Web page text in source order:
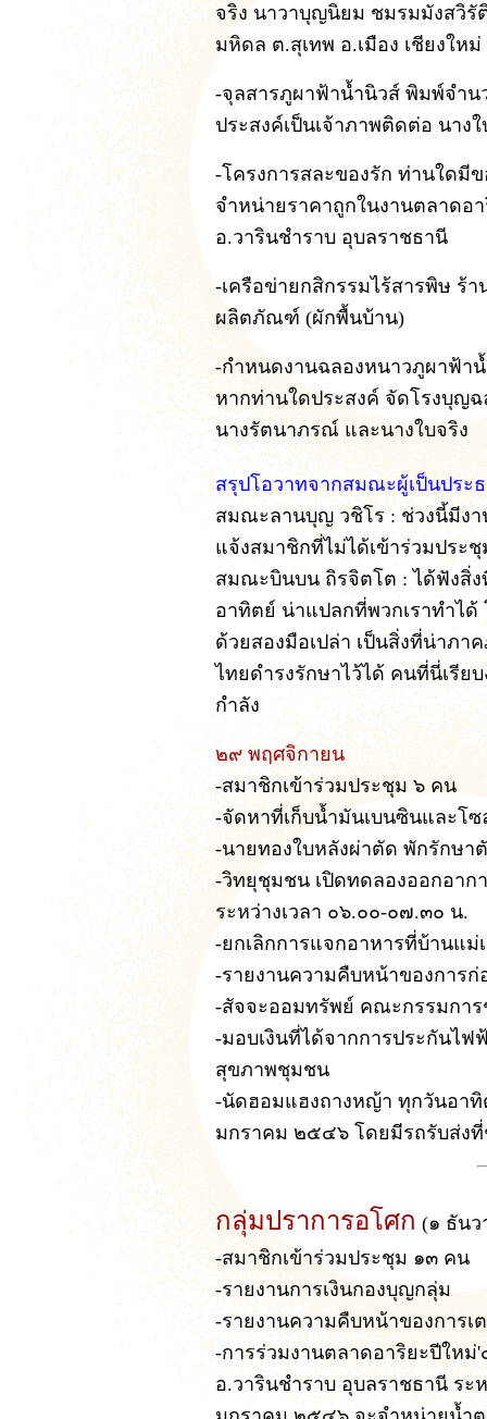
จริง นาวาบุญนิยม ชมรมมังสวิรั
มหิดล ต.สุเทพ อ.เมือง เชียงใ
-จุลสารภูผาฟ้าน้ำนิวส์ พิมพ์จำ
ประสงค์เป็นเจ้าภาพติดต่อ นาง
-โครงการสละของรัก ท่านใดมี
จำหน่ายราคาถูกในงานตลาด
อ.วารินชำราบ อุบลราชธานี
-เครือข่ายกสิกรรมไร้สารพิษ ร้
ผลิตภัณฑ์ (ผักพื้นบ้าน)
-กำหนดงานฉลองหนาวภูผาฟ้า
หากท่านใดประสงค์ จัดโรงบุญ
นางรัตนาภรณ์ และนางใบจริง
สรุปโอวาทจากสมณะผู้เป็นประ
สมณะลานบุญ วชิโร : ช่วงนี้มีงา
แจ้งสมาชิกที่ไม่ได้เข้าร่วมประ
สมณะบินบน ถิรจิตโต : ได้ฟังสิ่ง
อาทิตย์ น่าแปลกที่พวกเราทำได้
ด้วยสองมือเปล่า เป็นสิ่งที่น่าภา
ไทยดำรงรักษาไว้ได้ คนที่นี่เรีย
กำลัง
๒๙ พฤศจิกายน
-สมาชิกเข้าร่วมประชุม ๖ คน
-จัดหาที่เก็บน้ำมันเบนซินและโซ
-นายทองใบหลังผ่าตัด พักรักษา
-วิทยุชุมชน เปิดทดลองออกอาก
ระหว่างเวลา ๐๖.๐๐-๐๗.๓๐ น.
-ยกเลิกการแจกอาหารที่บ้านแม่
-รายงานความคืบหน้าของการ
-สัจจะออมทรัพย์ คณะกรรมการ
-มอบเงินที่ได้จากการประกันไ
สุขภาพชุมชน
-นัดฮอมแฮงถางหญ้า ทุกวันอาทิ
มกราคม ๒๕๔๖ โดยมีรถรับส่งที่
กลุ่มปราการอโศก (๑ ธัน
-สมาชิกเข้าร่วมประชุม ๑๓ คน
-รายงานการเงินกองบุญกลุ่ม
-รายงานความคืบหน้าของการ
-การร่วมงานตลาดอาริยะปีให
อ.วารินชำราบ อุบลราชธานี ร